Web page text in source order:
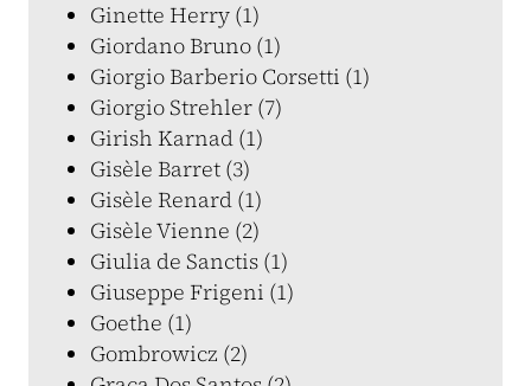
Ginette Herry (1)
Giordano Bruno (1)
Giorgio Barberio Corsetti (1)
Giorgio Strehler (7)
Girish Karnad (1)
Gisèle Barret (3)
Gisèle Renard (1)
Gisèle Vienne (2)
Giulia de Sanctis (1)
Giuseppe Frigeni (1)
Goethe (1)
Gombrowicz (2)